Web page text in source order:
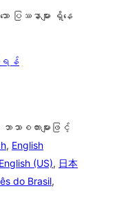
ပြဿနာများ ရှိနေ
ရန်
ာစကားများဖြင့်
, English
English (US), 日本
do Brasil,